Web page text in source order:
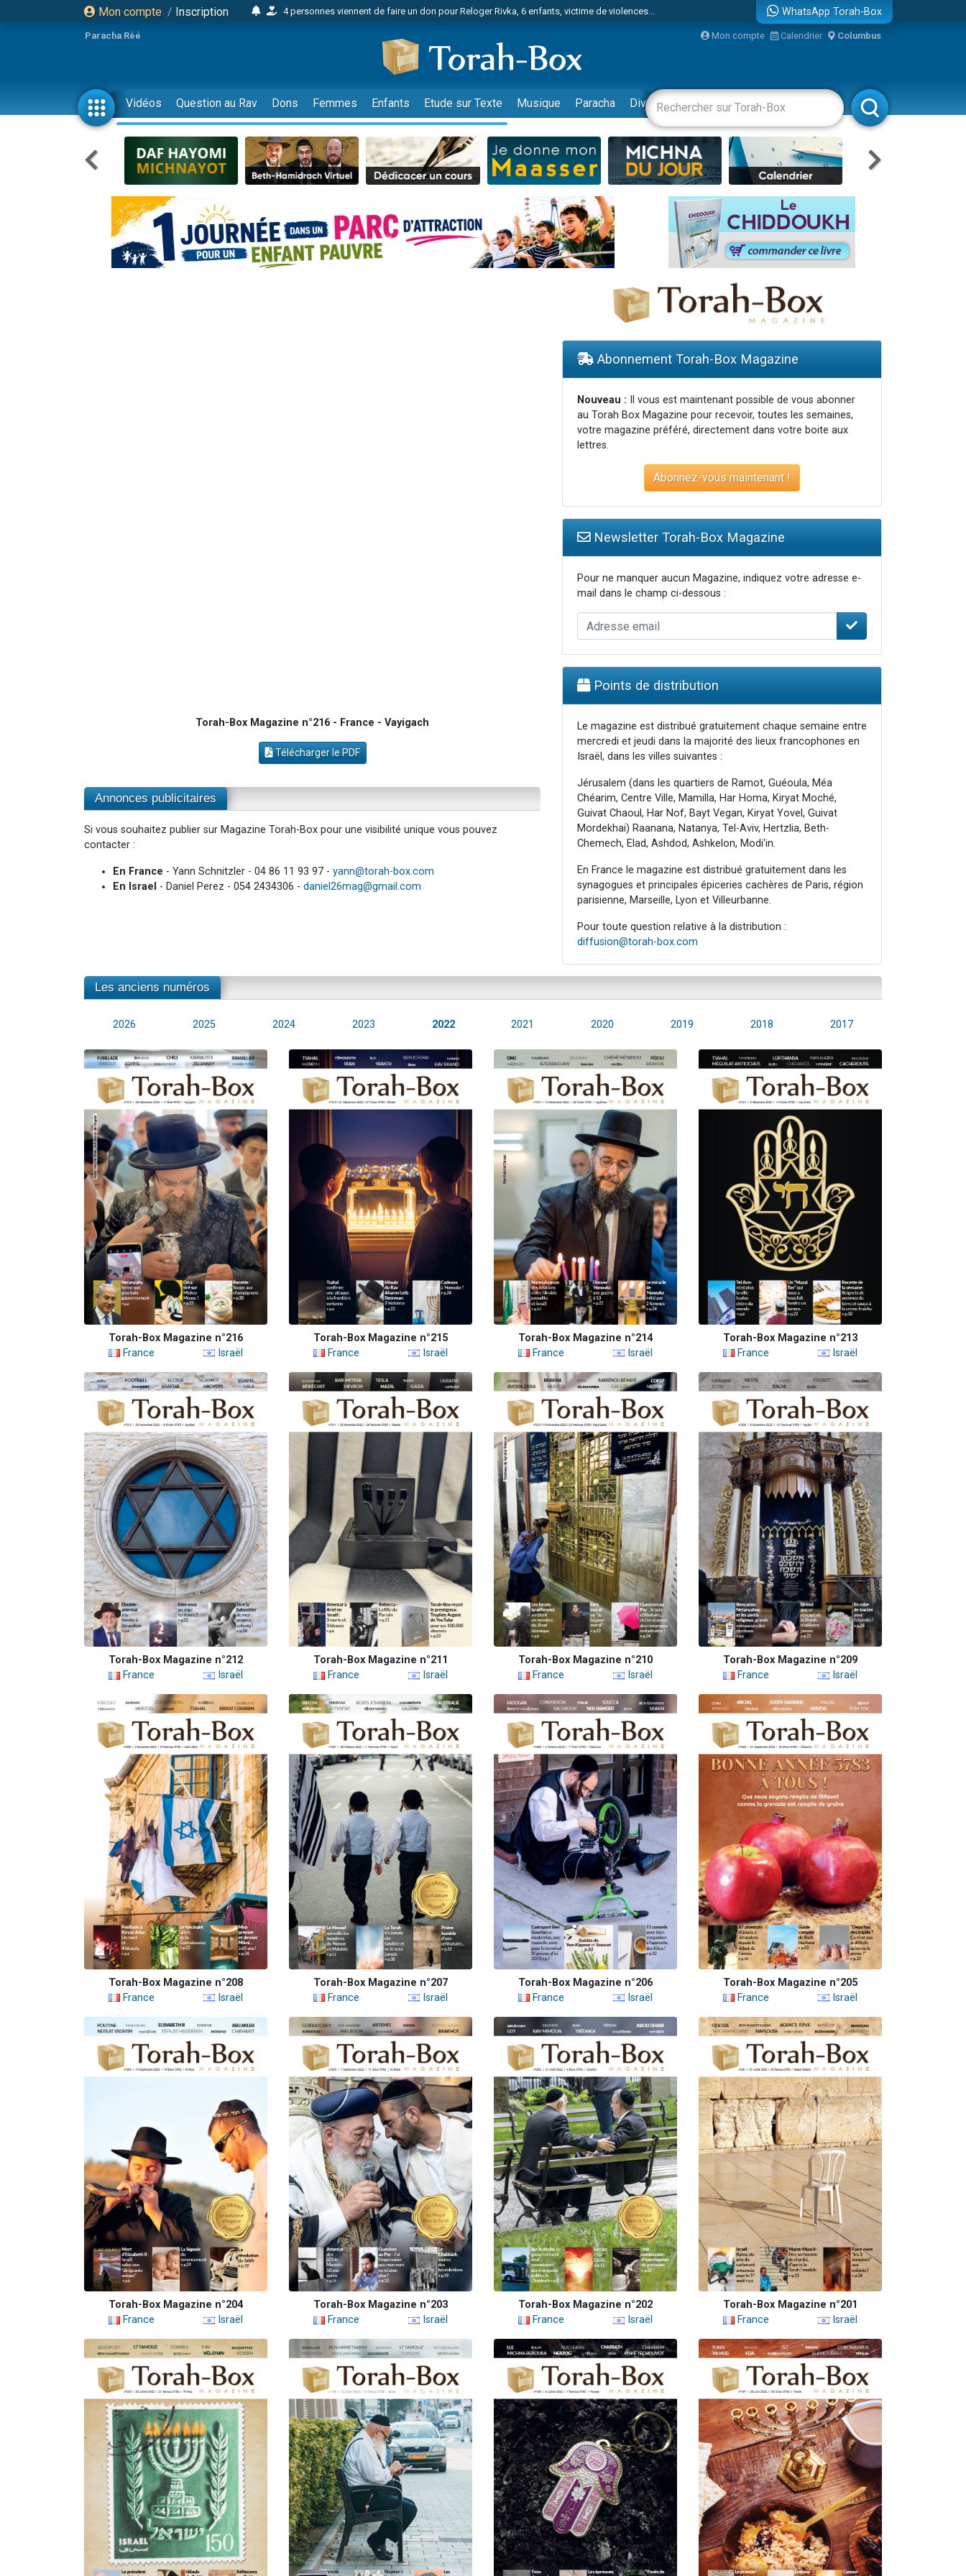
Mon compte / Inscription
4 personnes viennent de faire un don pour Reloger Rivka, 6 enfants, victime de violences...
17 personnes viennent de demander une bénédiction
4 personnes viennent de nous rejoindre sur WhatsApp
Il reste 49 places pour étudier en groupe sur Zoom
23 personnes viennent de faire un don pour Diane, 80 ans, dans un appartement insalubre
Eva vient de donner son Maasser
4 personnes viennent de nous rejoindre sur WhatsApp
3 personnes viennent de nous rejoindre sur WhatsApp
3 personnes viennent de faire un don pour 5 jours de vacances aux Orphelins
Odaya vient de donner son Maasser
2 personnes viennent de nous rejoindre sur WhatsApp
13 personnes viennent de demander une bénédiction
WhatsApp Torah-Box
Paracha Réé Mon compte Calendrier Columbus
Vidéos Question au Rav Dons Femmes Enfants Etude sur Texte Musique Paracha Divertissements Livres Rabbanim
Torah-Box Magazine n°216 - France - Vayigach
Télécharger le PDF
Annonces publicitaires
Si vous souhaitez publier sur Magazine Torah-Box pour une visibilité unique vous pouvez
contacter :
En France - Yann Schnitzler - 04 86 11 93 97 - yann@torah-box.com
En Israel - Daniel Perez - 054 2434306 - daniel26mag@gmail.com
Abonnement Torah-Box Magazine
Nouveau : Il vous est maintenant possible de vous abonner
au Torah Box Magazine pour recevoir, toutes les semaines,
votre magazine préféré, directement dans votre boite aux
lettres.
Abonnez-vous maintenant !
Newsletter Torah-Box Magazine
Pour ne manquer aucun Magazine, indiquez votre adresse e-
mail dans le champ ci-dessous :
Points de distribution
Le magazine est distribué gratuitement chaque semaine entre
mercredi et jeudi dans la majorité des lieux francophones en
Israël, dans les villes suivantes :
Jérusalem (dans les quartiers de Ramot, Guéoula, Méa
Chéarim, Centre Ville, Mamilla, Har Homa, Kiryat Moché,
Guivat Chaoul, Har Nof, Bayt Vegan, Kiryat Yovel, Guivat
Mordekhai) Raanana, Natanya, Tel-Aviv, Hertzlia, Beth-
Chemech, Elad, Ashdod, Ashkelon, Modi'in.
En France le magazine est distribué gratuitement dans les
synagogues et principales épiceries cachères de Paris, région
parisienne, Marseille, Lyon et Villeurbanne.
Pour toute question relative à la distribution :
diffusion@torah-box.com
Les anciens numéros
2026 2025 2024 2023 2022 2021 2020 2019 2018 2017
Torah-Box Magazine n°216
France
Israël
Torah-Box Magazine n°215
France
Israël
Torah-Box Magazine n°214
France
Israël
Torah-Box Magazine n°213
France
Israël
Torah-Box Magazine n°212
France
Israël
Torah-Box Magazine n°211
France
Israël
Torah-Box Magazine n°210
France
Israël
Torah-Box Magazine n°209
France
Israël
Torah-Box Magazine n°208
France
Israël
Torah-Box Magazine n°207
France
Israël
Torah-Box Magazine n°206
France
Israël
Torah-Box Magazine n°205
France
Israël
Torah-Box Magazine n°204
France
Israël
Torah-Box Magazine n°203
France
Israël
Torah-Box Magazine n°202
France
Israël
Torah-Box Magazine n°201
France
Israël